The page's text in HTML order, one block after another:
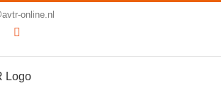
online.nl
LinkedIn